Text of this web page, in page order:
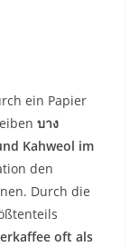
ein Papier
บาง
Kahweol im
den
Durch die
oft als